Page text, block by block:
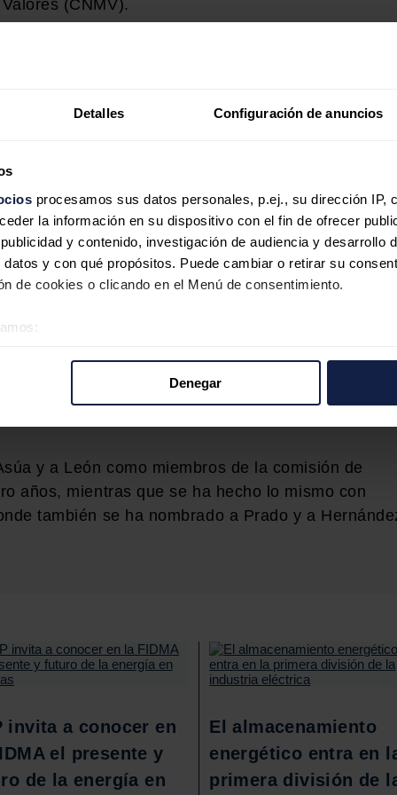
Detalles Configuración de anuncios
procesamos sus datos personales, p.ej., su dirección IP,
la información en su dispositivo con el fin de ofrecer
y contenido, investigación de audiencia y desarrollo
y con qué propósitos. Puede cambiar o retirar su
de cookies o clicando en el Menú de consentimiento.
usan para personalizar el contenido y los anuncios,
compartimos información sobre el uso que haga del sitio web
web, quienes pueden combinarla con otra información
uso que haya hecho de sus servicios.
Denegar
(CNMV).
firma estará formado por Jaime Real de Asúa
y por dos vicepresidentes, Ignacio Prado y
consejeros dominicales.
empresa, Rafael Martín de Bustamante, se
que son vocales Fernando Azaola, Miguel
Landecho, Miguel Morenés, Gabriel de Oraa,
Joaquín Gómez de Olea, como
y Cristóbal González de Aguilar, que ejerce
dominical.
de la comisión ejecutiva por un período de
Azaola, a Fernando Léon y a Miguel
González de Aguilar como nuevo miembro
y a León como miembros de la comisión de
años, mientras que se ha hecho lo mismo con
también se ha nombrado a Prado y a
invita a conocer en
el presente y
de la energía en
El almacenamiento
energético entra en
primera división de